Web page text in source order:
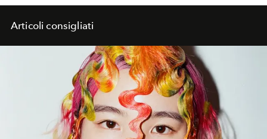
Gucci experience
Articoli consigliati